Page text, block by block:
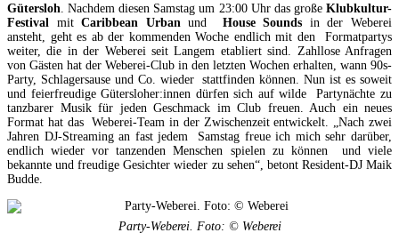
Gütersloh . Nachdem diesen Samstag um 23:00 Uhr das große Klubkultur-
Festival
mitCaribbean Urban und House Sounds in der Weberei
ansteht, geht es ab der kommenden Woche endlich mit den Formatpartys
weiter, die in der Weberei seit Langem etabliert sind. Zahllose Anfragen
von Gästen hat der Weberei-Club in den letzten Wochen erhalten, wann 90s-
Party, Schlagersause und Co. wieder stattfinden können. Nun ist es soweit
und feierfreudige Gütersloher:innen dürfen sich auf wilde Partynächte zu
tanzbarer Musik für jeden Geschmack im Club freuen. Auch ein neues
Format hat das Weberei-Team in der Zwischenzeit entwickelt. „Nach zwei
Jahren DJ-Streaming an fast jedem Samstag freue ich mich sehr darüber,
endlich wieder vor tanzenden Menschen spielen zu können und viele
bekannte und freudige Gesichter wieder zu sehen“, betont Resident-DJ Maik
Budde.
Party-Weberei. Foto: © Weberei